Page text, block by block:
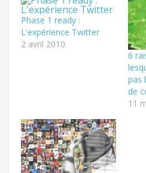
Phase 1 ready :
L'expérience Twitter
2 avril 2010
6
pas
de
11